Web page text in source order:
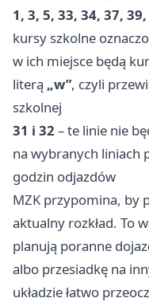
1, 3, 5, 33, 34, 37,
kursy szkolne
w ich miejsce będą
literą „w”, czyli
szkolnej
31 i 32 – te linie nie
na wybranych liniach
godzin odjazdów
MZK przypomina, by
aktualny rozkład. To
planują poranne
albo przesiadkę na
układzie łatwo